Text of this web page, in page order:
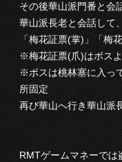
その後華山派門番と会
華山派長老と会話して
「梅花証票(掌)」「梅
※梅花証票(爪)はボスよ
※ボスは桃林塞に入っ
所固定
再び華山へ行き華山派
RMTゲームマネーでは